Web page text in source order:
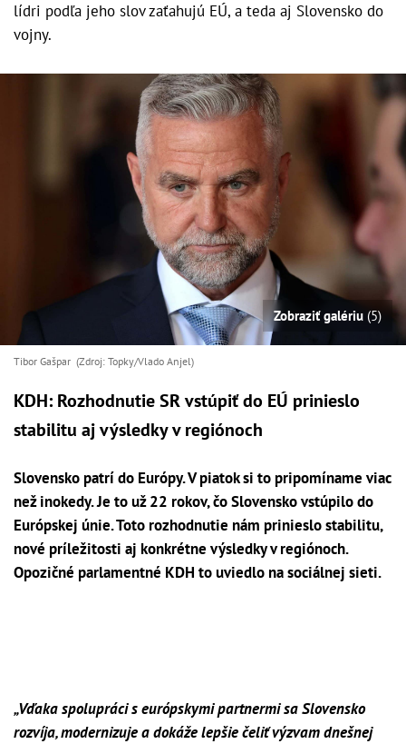
lídri podľa jeho slov zaťahujú EÚ, a teda aj Slovensko do
vojny.
Zobraziť galériu (5)
Tibor Gašpar (Zdroj: Topky/Vlado Anjel)
KDH: Rozhodnutie SR vstúpiť do EÚ prinieslo
stabilitu aj výsledky v regiónoch
Slovensko patrí do Európy. V piatok si to pripomíname viac
než inokedy. Je to už 22 rokov, čo Slovensko vstúpilo do
Európskej únie. Toto rozhodnutie nám prinieslo stabilitu,
nové príležitosti aj konkrétne výsledky v regiónoch.
Opozičné parlamentné KDH to uviedlo na sociálnej sieti.
„Vďaka spolupráci s európskymi partnermi sa Slovensko
rozvíja, modernizuje a dokáže lepšie čeliť výzvam dnešnej